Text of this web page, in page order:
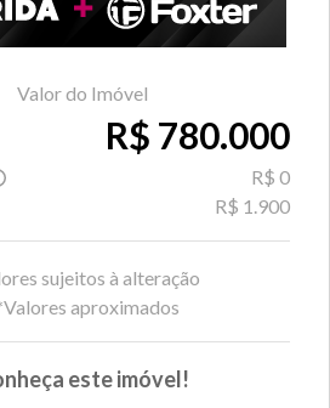
Valor do Imóvel
R$ 780.000
R$ 0
R$ 1.900
sujeitos à alteração
aproximados
este imóvel!